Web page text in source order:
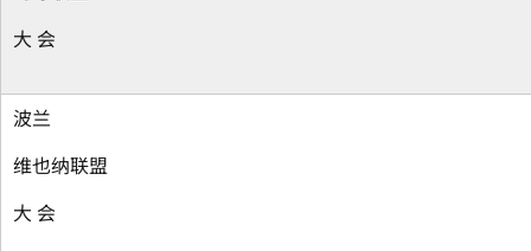
大 会
波兰
维也纳联盟
大 会